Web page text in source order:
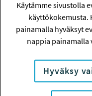
Yksin
Käytämme sivustolla
käyttökokemusta.
painamalla hyväksyt
nappia painamalla
Hyväksy